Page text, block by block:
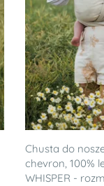
Chusta do
chevron, 100%
WHISPER -